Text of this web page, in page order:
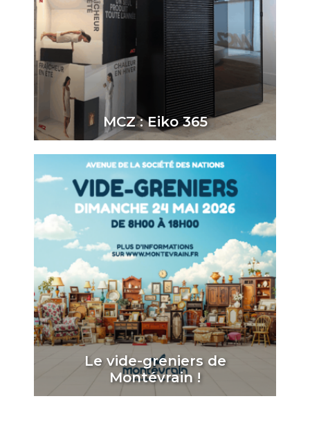
MCZ : Eiko 365
Le vide-greniers de
Montévrain !